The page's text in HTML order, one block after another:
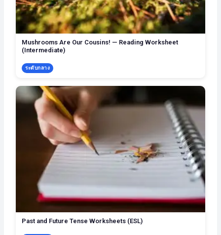
Mushrooms Are Our Cousins! — Reading Worksheet
(Intermediate)
ระดับกลาง
Past and Future Tense Worksheets (ESL)